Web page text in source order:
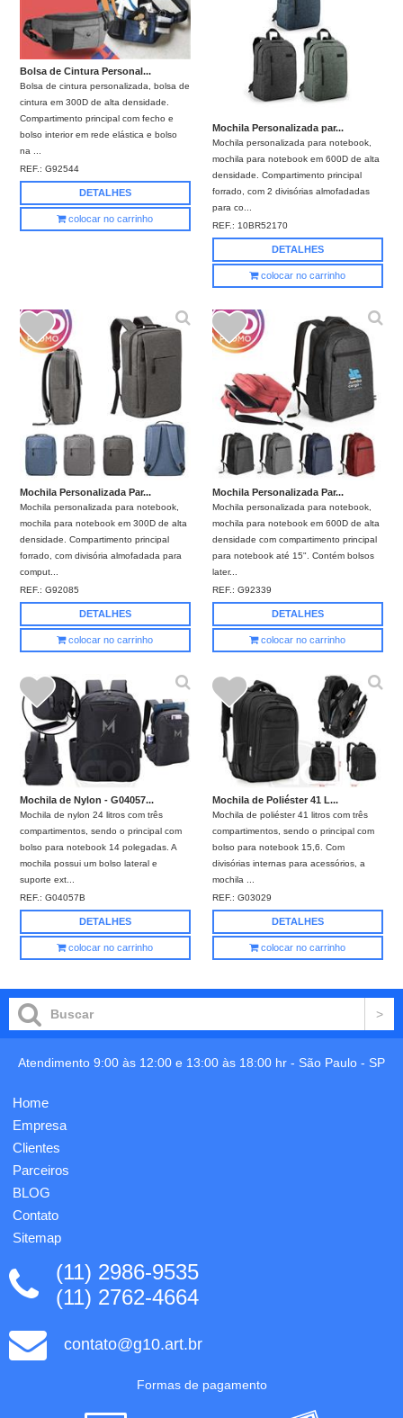
Bolsa de Cintura Personal...
Bolsa de cintura personalizada, bolsa de
cintura em 300D de alta densidade.
Compartimento principal com fecho e
bolso interior em rede elástica e bolso
na ...
REF.:G92544
DETALHES
colocar no carrinho
Mochila Personalizada par...
Mochila personalizada para notebook,
mochila para notebook em 600D de alta
densidade. Compartimento principal
forrado, com 2 divisórias almofadadas
para co...
REF.: 10BR52170
DETALHES
colocar no carrinho
Mochila Personalizada Par...
Mochila personalizada para notebook,
mochila para notebook em 300D de alta
densidade. Compartimento principal
forrado, com divisória almofadada para
comput...
REF.:G92085
DETALHES
colocar no carrinho
Mochila Personalizada Par...
Mochila personalizada para notebook,
mochila para notebook em 600D de alta
densidade com compartimento principal
para notebook até 15". Contém bolsos
later...
REF.:G92339
DETALHES
colocar no carrinho
Mochila de Nylon - G04057...
Mochila de nylon 24 litros com três
compartimentos, sendo o principal com
bolso para notebook 14 polegadas. A
mochila possui um bolso lateral e
suporte ext...
REF.:G04057B
DETALHES
colocar no carrinho
Mochila de Poliéster 41 L...
Mochila de poliéster 41 litros com três
compartimentos, sendo o principal com
bolso para notebook 15,6. Com
divisórias internas para acessórios, a
mochila ...
REF.:G03029
DETALHES
colocar no carrinho
Atendimento 9:00 às 12:00 e 13:00 às 18:00 hr - São Paulo - SP
Home
Empresa
Clientes
Parceiros
BLOG
Contato
Sitemap
(11) 2986-9535
(11) 2762-4664
contato@g10.art.br
Formas de pagamento